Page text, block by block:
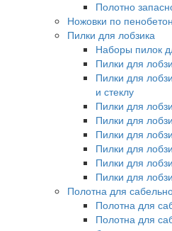
Полотно
Ножовки по
Пилки для лобзика
Наборы пилок
Пилки для
Пилки для
и стеклу
Пилки для
Пилки для
Пилки для
Пилки для
Пилки для
Пилки для
Полотна для
Полотна для
Полотна для